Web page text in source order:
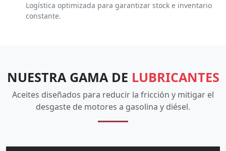
Logística optimizada para garantizar stock e inventario
constante.
NUESTRA GAMA DE LUBRICANTES
Aceites diseñados para reducir la fricción y mitigar el
desgaste de motores a gasolina y diésel.